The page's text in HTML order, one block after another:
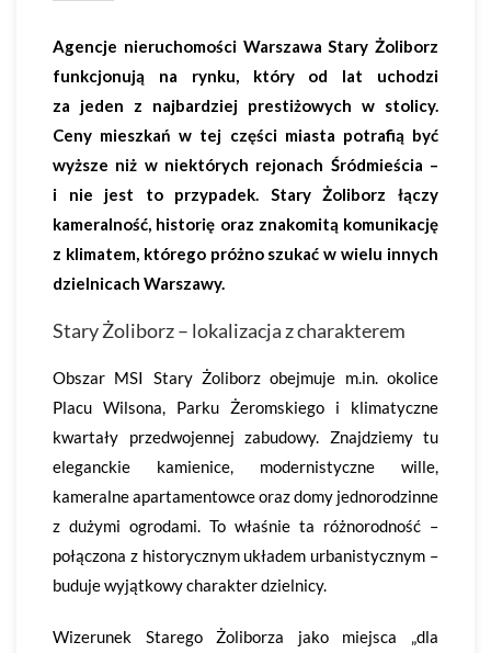
Agencje nieruchomości Warszawa Stary Żoliborz
funkcjonują na rynku, który od lat uchodzi
za jeden z najbardziej prestiżowych w stolicy.
Ceny mieszkań w tej części miasta potrafią być
wyższe niż w niektórych rejonach Śródmieścia –
i nie jest to przypadek. Stary Żoliborz łączy
kameralność, historię oraz znakomitą komunikację
z klimatem, którego próżno szukać w wielu innych
dzielnicach Warszawy.
Stary Żoliborz – lokalizacja z charakterem
Obszar MSI Stary Żoliborz obejmuje m.in. okolice
Placu Wilsona, Parku Żeromskiego i klimatyczne
kwartały przedwojennej zabudowy. Znajdziemy tu
eleganckie kamienice, modernistyczne wille,
kameralne apartamentowce oraz domy jednorodzinne
z dużymi ogrodami. To właśnie ta różnorodność –
połączona z historycznym układem urbanistycznym –
buduje wyjątkowy charakter dzielnicy.
Wizerunek Starego Żoliborza jako miejsca „dla